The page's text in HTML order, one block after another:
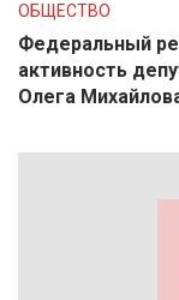
ОБЩЕСТВО
Федеральный
активность
Олега